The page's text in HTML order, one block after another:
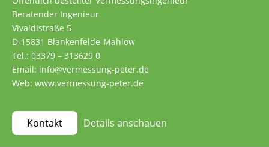
Beratender Ingenieur
Vivaldistraße 5
D-15831 Blankenfelde-Mahlow
Tel.: 03379 – 313629 0
Email: info@vermessung-peter.de
Web: www.vermessung-peter.de
Kontakt Details anschauen